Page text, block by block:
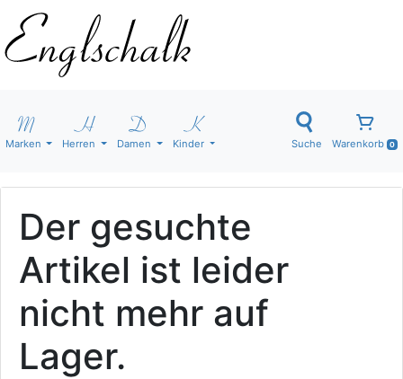
Marken Herren Damen Kinder Suche Warenkorb 0
Der gesuchte
Artikel ist leider
nicht mehr auf
Lager.